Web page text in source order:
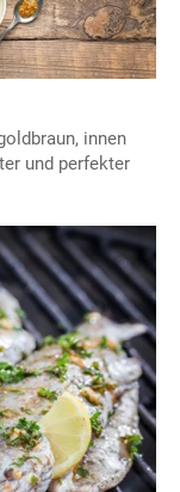
innen
und perfekter